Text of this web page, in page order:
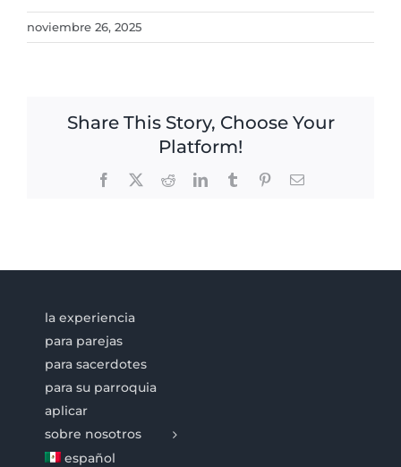
noviembre 26, 2025
Share This Story, Choose Your
Platform!
Facebook RedditLinkedInTumblr PinterestEmail
la experiencia
para parejas
para sacerdotes
para su parroquia
aplicar
sobre nosotros
español